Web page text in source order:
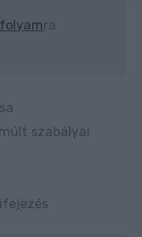
ra
szabályai